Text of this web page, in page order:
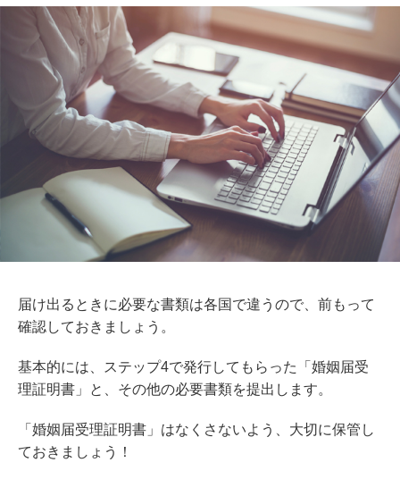
届け出るときに必要な書類は各国で違うので、前もって
確認しておきましょう。
基本的には、ステップ4で発行してもらった「婚姻届受
理証明書」と、その他の必要書類を提出します。
「婚姻届受理証明書」はなくさないよう、大切に保管し
ておきましょう！